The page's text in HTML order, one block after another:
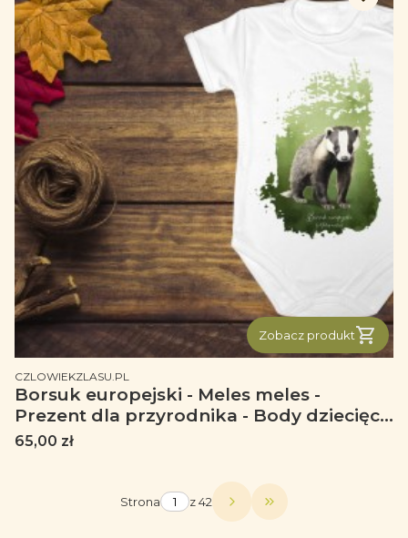
Zobacz produkt
PRODUCENT
CZLOWIEKZLASU.PL
Borsuk europejski - Meles meles -
Prezent dla przyrodnika - Body dziecięce
z borsukiem - Body - Bodziak
Cena
65,00 zł
Strona z 42 Przejdź do